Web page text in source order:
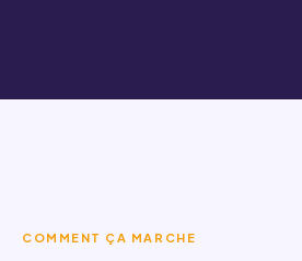
COMMENT ÇA MARCHE